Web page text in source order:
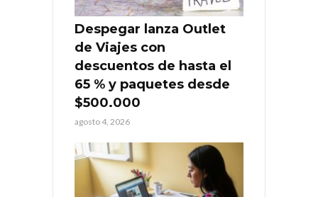
Despegar lanza Outlet
de Viajes con
descuentos de hasta el
65 % y paquetes desde
$500.000
agosto 4, 2026